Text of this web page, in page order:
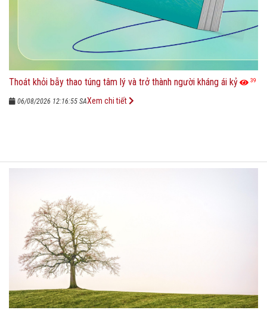
Thoát khỏi bẫy thao túng tâm lý và trở thành người kháng ái kỷ 39
06/08/2026 12:16:55 SAXem chi tiết